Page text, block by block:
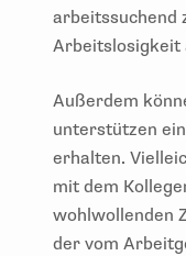
arbeitssuchend
Arbeitslosigkeit
Außerdem
unterstützen
erhalten.
mit dem
wohlwollenden
der vom